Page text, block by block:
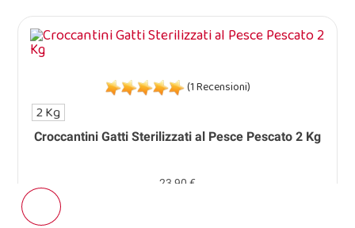
Croccantini Gatti Sterilizzati al Pesce Pescato 2 Kg
(1 Recensioni)
23,90 €
2 Kg